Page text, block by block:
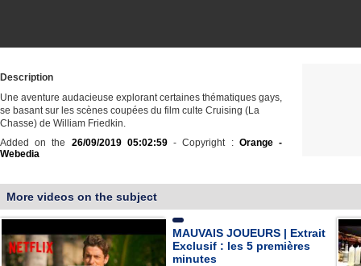
Description
Une aventure audacieuse explorant certaines thématiques gays,
se basant sur les scènes coupées du film culte Cruising (La
Chasse) de William Friedkin.
Added on the 26/09/2019 05:02:59- Copyright : Orange -
Webedia
More videos on the subject
MAUVAIS JOUEURS | Extrait
Exclusif : les 5 premières
minutes